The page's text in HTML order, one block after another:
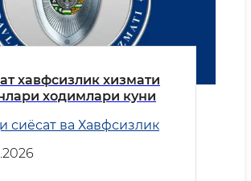
хавфсизлик хизмати
ходимлари куни
сиёсат ва Хавфсизлик